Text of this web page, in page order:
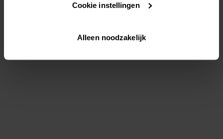
Lees hier meer over in onsprivacybeleid
Via "Cookie instellingen" kun je ook zelf instellen welke
Cookie instellingen
Alleen noodzakelijk